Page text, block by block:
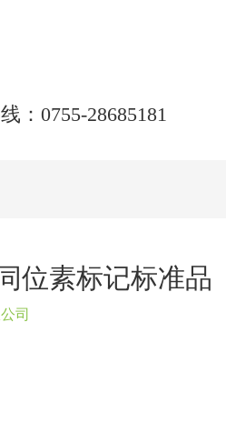
：0755-28685181
位素标记标准品
司